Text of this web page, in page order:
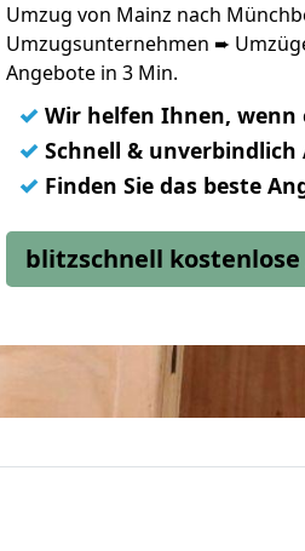
Umzug von Mainz nach
Umzugsunternehmen ➨
Angebote in 3 Min.
✓ Wir helfen Ihnen, wenn
✓ Schnell &
✓ Finden Sie das beste
blitzschnell